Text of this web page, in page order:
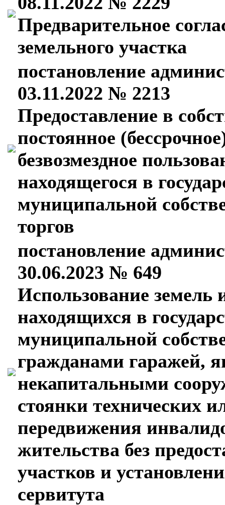
Предварительное
земельного участка
постановление
03.11.2022 № 2213
Предоставление в
постоянное
безвозмездное
находящегося в
муниципальной
торгов
постановление
30.06.2023 № 649
Использование земель
находящихся в
муниципальной
гражданами гаражей,
некапитальными
стоянки технических
передвижения
жительства без
участков и
сервитута